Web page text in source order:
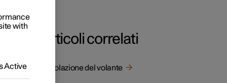
finanziamento
Articoli correlati
Regolazione del volante
with
Active